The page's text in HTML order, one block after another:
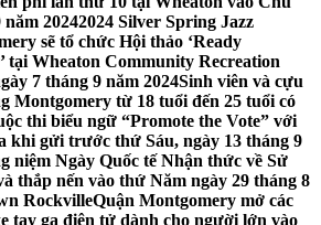
20242024 Silver Spring Jazz
sẽ tổ chức Hội thảo ‘Ready
tại Wheaton Community Recreation
7 tháng 9 năm 2024Sinh viên và cựu
Montgomery từ 18 tuổi đến 25 tuổi có
thi biểu ngữ “Promote the Vote” với
khi gửi trước thứ Sáu, ngày 13 tháng 9
niệm Ngày Quốc tế Nhận thức về Sử
thắp nến vào thứ Năm ngày 29 tháng 8
RockvilleQuận Montgomery mở các
tay ga điện tử dành cho người lớn vào